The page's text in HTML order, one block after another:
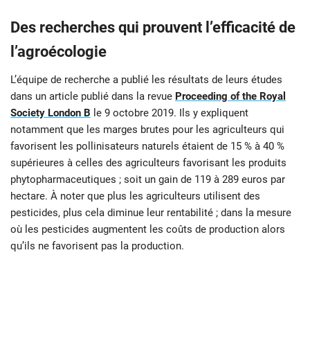
Des recherches qui prouvent l’efficacité de
l’agroécologie
L’équipe de recherche a publié les résultats de leurs études
dans un article publié dans la revue Proceeding of the Royal
Society London B le 9 octobre 2019. Ils y expliquent
notamment que les marges brutes pour les agriculteurs qui
favorisent les pollinisateurs naturels étaient de 15 % à 40 %
supérieures à celles des agriculteurs favorisant les produits
phytopharmaceutiques ; soit un gain de 119 à 289 euros par
hectare. À noter que plus les agriculteurs utilisent des
pesticides, plus cela diminue leur rentabilité ; dans la mesure
où les pesticides augmentent les coûts de production alors
qu’ils ne favorisent pas la production.